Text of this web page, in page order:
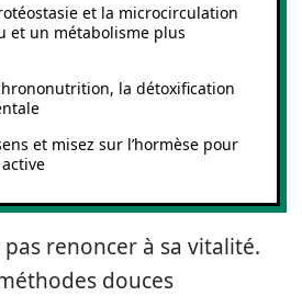
et la microcirculation
et un métabolisme plus
la détoxification
et misez sur l’hormèse pour
renoncer à sa vitalité.
douces